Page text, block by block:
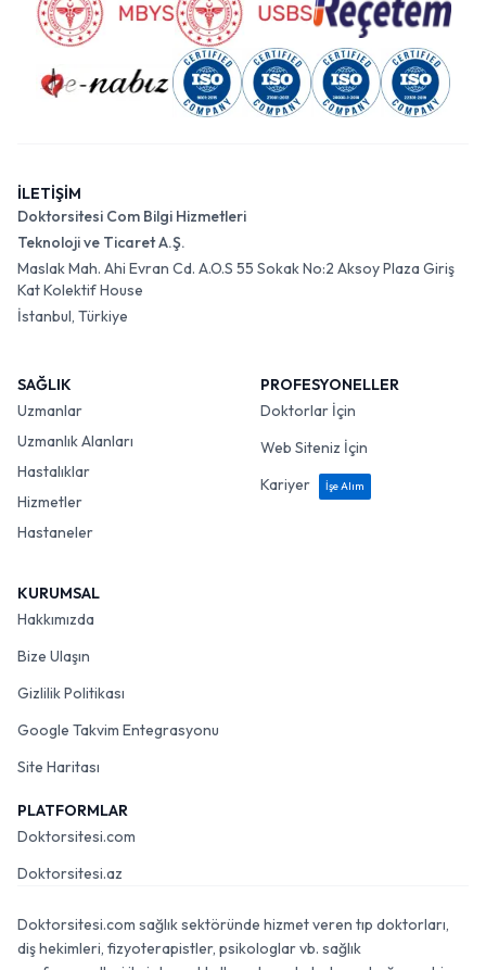
İLETİŞİM
Doktorsitesi Com Bilgi Hizmetleri
Teknoloji ve Ticaret A.Ş.
Maslak Mah. Ahi Evran Cd. A.O.S 55 Sokak No:2 Aksoy Plaza Giriş
Kat Kolektif House
İstanbul, Türkiye
SAĞLIK
Uzmanlar
Uzmanlık Alanları
Hastalıklar
Hizmetler
Hastaneler
PROFESYONELLER
Doktorlar İçin
Web Siteniz İçin
Kariyer
İşe Alım
KURUMSAL
Hakkımızda
Bize Ulaşın
Gizlilik Politikası
Google Takvim Entegrasyonu
Site Haritası
PLATFORMLAR
Doktorsitesi.com
Doktorsitesi.az
Doktorsitesi.com sağlık sektöründe hizmet veren tıp doktorları,
diş hekimleri, fizyoterapistler, psikologlar vb. sağlık